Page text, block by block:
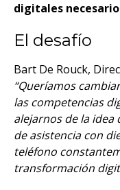
digitales
El desafío
Bart De Rouck,
“Queríamos
las competencias
alejarnos de la idea
de asistencia con
teléfono
transformación